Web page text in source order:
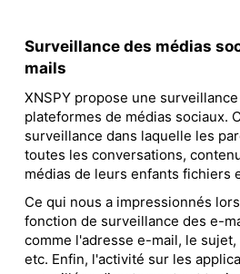
Surveillance des médias
mails
XNSPY propose une
plateformes de médias sociaux.
surveillance dans laquelle les
toutes les conversations,
médias de leurs enfants fichiers
Ce qui nous a impressionnés
fonction de surveillance des e-
comme l'adresse e-mail, le
etc. Enfin, l'activité sur les